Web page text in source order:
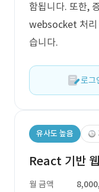
함됩니다. 또한,
websocket 처리
습니다.
로그
유사도 높음
React 기반
월 금액